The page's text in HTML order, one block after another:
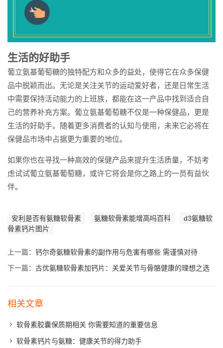
生活的好助手
葡立氨基葡萄糖的独特配方和众多的益处，使得它在众多保健
品中脱颖而出。无论是关注关节的运动爱好者，还是日常生活
中需要保持活动能力的上班族，都能在这一产品中找到适合自
己的营养补充方案。葡立氨基葡萄糖不仅是一种保健品，更是
生活的好助手。随着更多消费者的认知与使用，未来它必将在
保健品市场中占据更为重要的地位。
如果你也在寻找一种高效的保健产品来提升生活质量，不妨考
虑试试葡立氨基葡萄糖，或许它将会是你之路上的一员有益伙
伴。
安利是否有氨糖软骨素 氨糖软骨素能增高吗百科
d3氨糖软
骨素钙片图片
上一篇： 钙尔奇氨糖软骨素的副作用与危害有哪些 需谨慎对待
下一篇： 古优氨糖软骨素加钙片：关爱关节与骨骼健康的理想之选
相关文章
软骨素胶囊保质期相关 你需要知道的重要信息
软骨素钙片与氨糖：健康关节的得力助手